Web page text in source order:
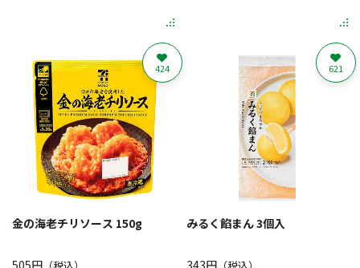
金の海老チリソース 150g
505円
424
みるく餡まん 3個入
343円
621